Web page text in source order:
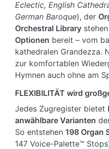
Eclectic, English
German Baroque), der
Orchestral Library
Optionen bereit – vom
kathedralen Grandezza.
zur komfortablen
Hymnen auch ohne am
FLEXIBILITÄT wird
Jedes Zugregister bietet
anwählbare Varianten
So entstehen 198 Organ
147 Voice-Palette™